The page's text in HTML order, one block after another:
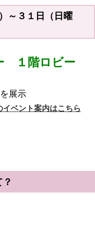
～３１日（日曜
１階ロビー
展示
ベント案内はこちら